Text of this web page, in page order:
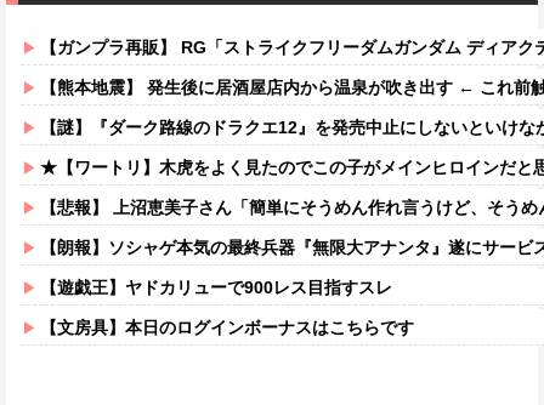
【ガンプラ再販】 RG「ストライクフリーダムガンダム ディアクティブ
【熊本地震】 発生後に居酒屋店内から温泉が吹き出す ← これ前
【謎】『ダーク路線のドラクエ12』を発売中止にしないといけなかった理由ってガチ
★【ワートリ】木虎をよく見たのでこの子がメインヒロインだと思ってたら、
【悲報】 上沼恵美子さん「簡単にそうめん作れ言うけど、そう
【朗報】ソシャゲ本気の最終兵器『無限大アナンタ』遂にサー
【遊戯王】ヤドカリューで900レス目指すスレ
【文房具】本日のログインボーナスはこちらです